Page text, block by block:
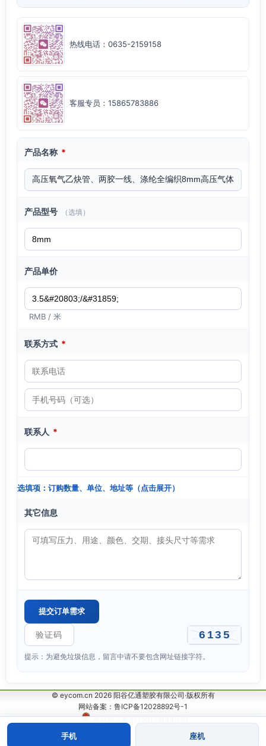
热线电话：0635-2159158
客服专员：15865783886
产品名称 *
产品型号 （选填）
产品单价
RMB / 米
联系方式 *
联系人 *
选填项：订购数量、单位、地址等（点击展开）
其它信息
提示：为避免垃圾信息，留言中请不要包含网址链接字符。
手机 座机
© eycom.cn 2026 阳谷亿通塑胶有限公司·版权所有
网站备案：鲁ICP备12028892号-1
鲁公网安备37152102000159